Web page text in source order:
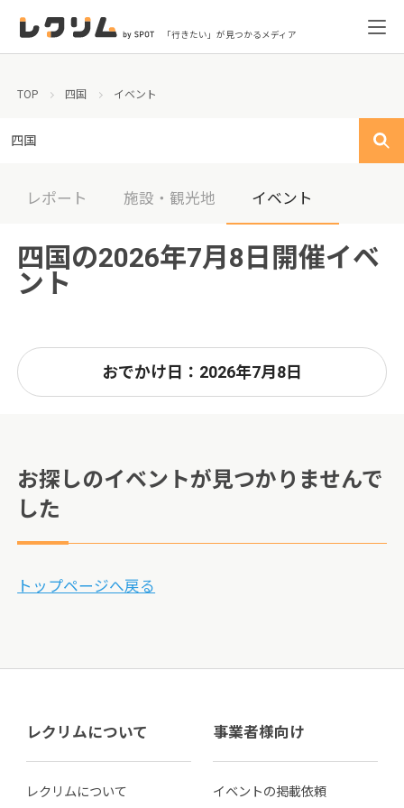
「行きたい」が見つかるメディア
TOP 四国 イベント
四国
レポート 施設・観光地 イベント
四国の2026年7月8日開催イベ
ント
おでかけ日：2026年7月8日
お探しのイベントが見つかりませんで
した
トップページへ戻る
レクリムについて
レクリムについて
事業者様向け
イベントの掲載依頼